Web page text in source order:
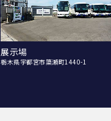
展示場
栃木県宇都宮市簗瀬町1440-1